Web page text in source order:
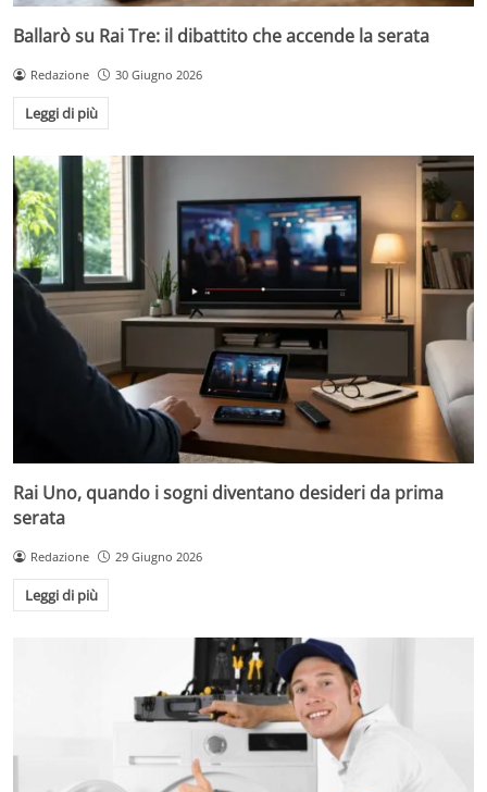
Ballarò su Rai Tre: il dibattito che accende la serata
Redazione 30 Giugno 2026
Leggi di più
Rai Uno, quando i sogni diventano desideri da prima
serata
Redazione 29 Giugno 2026
Leggi di più